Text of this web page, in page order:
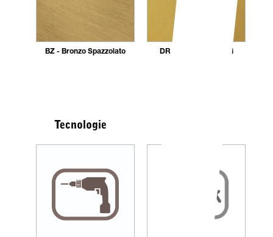
BZ - Bronzo Spazzolato DR - Dorato 24 carati
Tecnologie